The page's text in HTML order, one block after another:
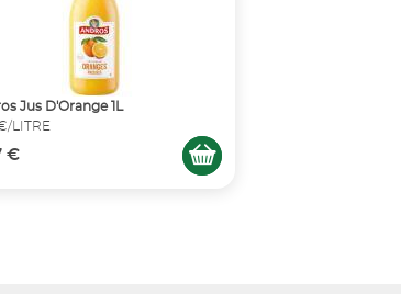
Jus D'Orange 1L
LITRE
€